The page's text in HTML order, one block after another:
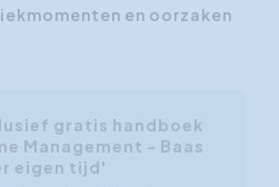
en oorzaken
gratis handboek
Management - Baas
eigen tijd'